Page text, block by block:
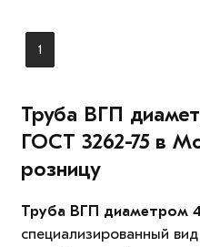
1
Труба ВГП
ГОСТ 3262-75 в
розницу
Труба ВГП диаметром
специализированный